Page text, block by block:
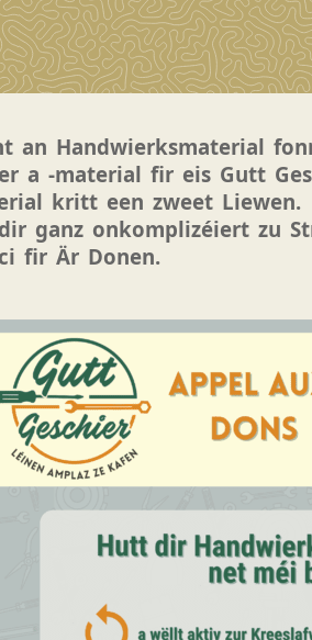
an Handwierksmaterial
a -material fir eis Gutt
kritt een zweet Liewen.
ganz onkomplizéiert zu
fir Är Donen.